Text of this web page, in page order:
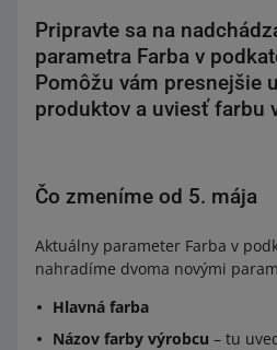
Pripravte sa na
parametra Farba v
Pomôžu vám presnejšie
produktov a uviesť farbu
Čo zmeníme od 5. mája
Aktuálny parameter Farba v
nahradíme dvoma novými
Hlavná farba
Názov farby výrobcu – tu